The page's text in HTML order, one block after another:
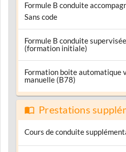
Formule B conduite
Sans code
Formule B conduite supervisée
(formation initiale)
Formation boite automatique
manuelle (B78)
Prestations
Cours de conduite